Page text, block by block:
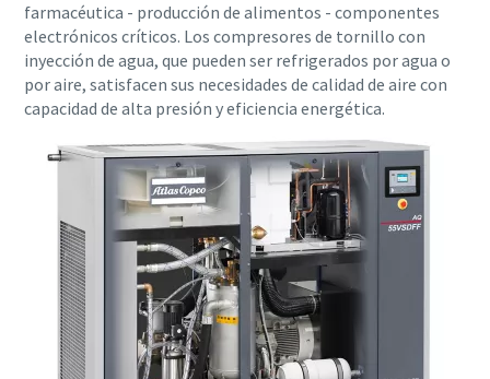
farmacéutica - producción de alimentos - componentes
electrónicos críticos. Los compresores de tornillo con
inyección de agua, que pueden ser refrigerados por agua o
por aire, satisfacen sus necesidades de calidad de aire con
capacidad de alta presión y eficiencia energética.